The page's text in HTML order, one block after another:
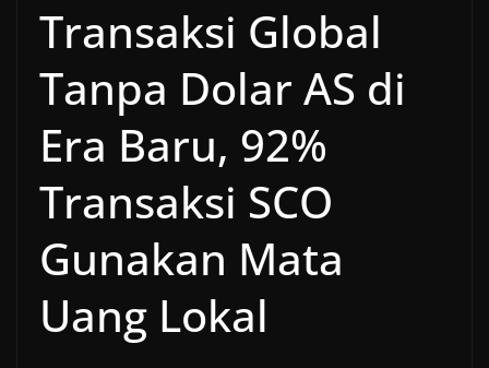
Transaksi Global
Tanpa Dolar AS di
Era Baru, 92%
Transaksi SCO
Gunakan Mata
Uang Lokal